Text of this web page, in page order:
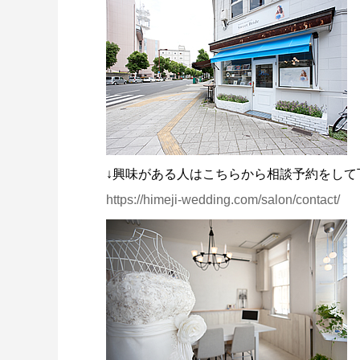
↓興味がある人はこちらから相談予約をして
https://himeji-wedding.com/salon/contact/